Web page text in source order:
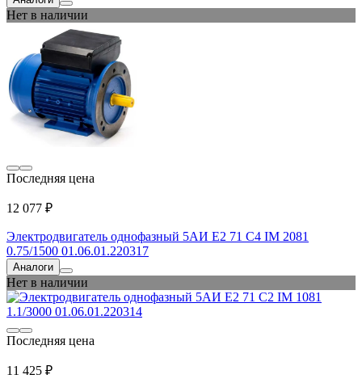
Нет в наличии
Последняя цена
12 077 ₽
Электродвигатель однофазный 5АИ Е2 71 С4 IM 2081
0.75/1500 01.06.01.220317
Аналоги
Нет в наличии
Последняя цена
11 425 ₽